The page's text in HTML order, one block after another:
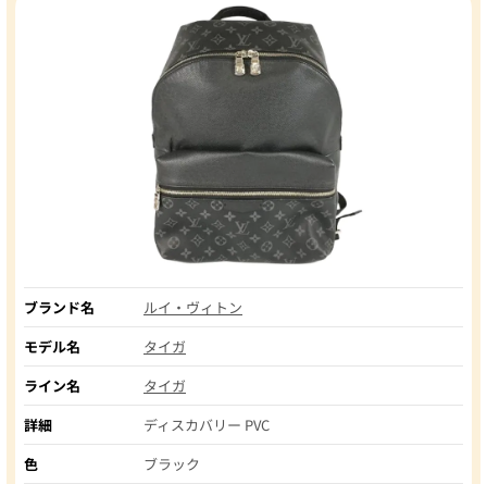
ブランド名
ルイ・ヴィトン
モデル名
タイガ
ライン名
タイガ
詳細
ディスカバリー PVC
色
ブラック